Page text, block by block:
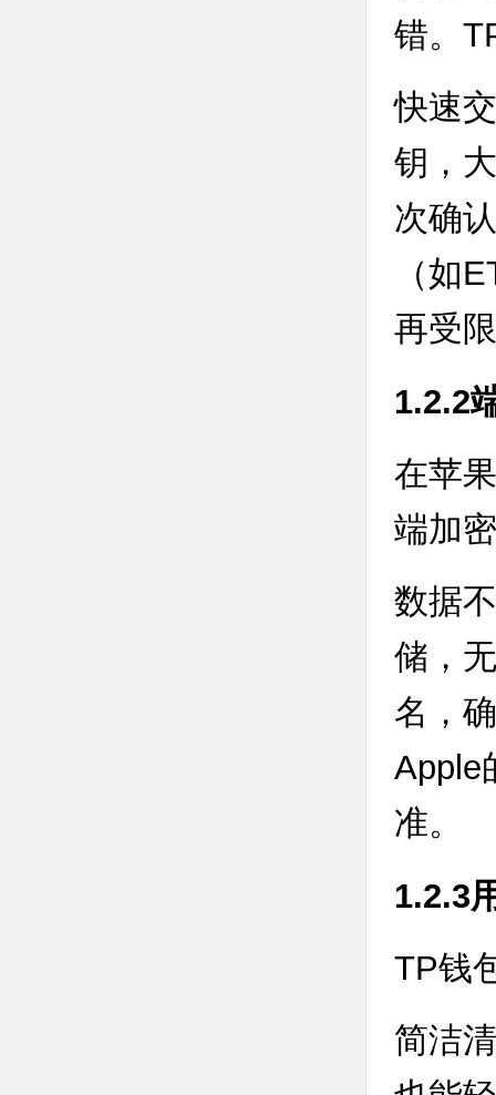
错。
快速
钥，
次确
（如
再受
1.2.2
在苹
端加
数据
储，
名，
Apple
准。
1.2.3
TP钱
简洁